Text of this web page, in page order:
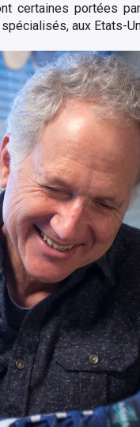
certaines portées
aux Etats-